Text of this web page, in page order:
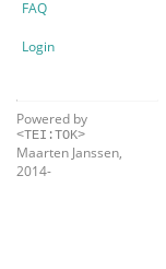
FAQ
Login
Powered by
<TEI:TOK>
Maarten Janssen,
2014-